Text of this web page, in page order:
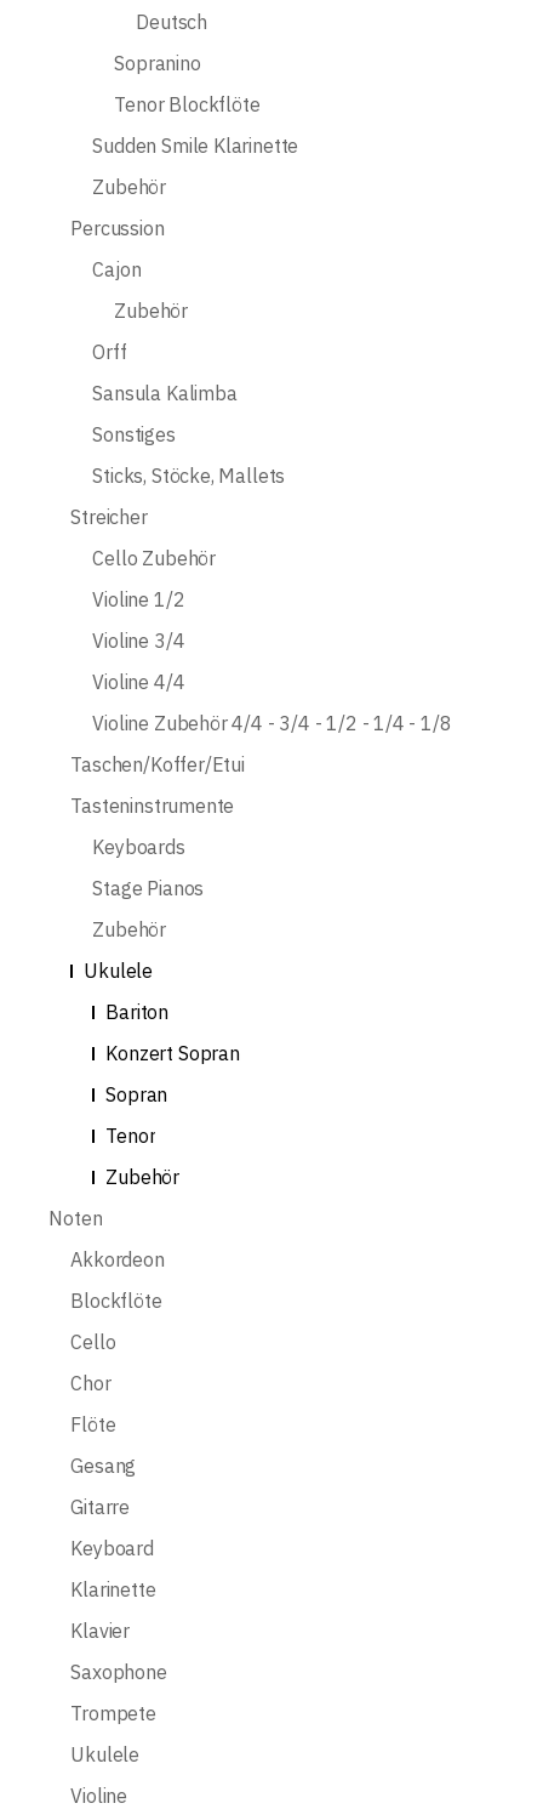
Deutsch
Sopranino
Tenor Blockflöte
Sudden Smile Klarinette
Zubehör
Percussion
Cajon
Zubehör
Orff
Sansula Kalimba
Sonstiges
Sticks, Stöcke, Mallets
Streicher
Cello Zubehör
Violine 1/2
Violine 3/4
Violine 4/4
Violine Zubehör 4/4 - 3/4 - 1/2 - 1/4 - 1/8
Taschen/Koffer/Etui
Tasteninstrumente
Keyboards
Stage Pianos
Zubehör
Ukulele
Bariton
Konzert Sopran
Sopran
Tenor
Zubehör
Noten
Akkordeon
Blockflöte
Cello
Chor
Flöte
Gesang
Gitarre
Keyboard
Klarinette
Klavier
Saxophone
Trompete
Ukulele
Violine